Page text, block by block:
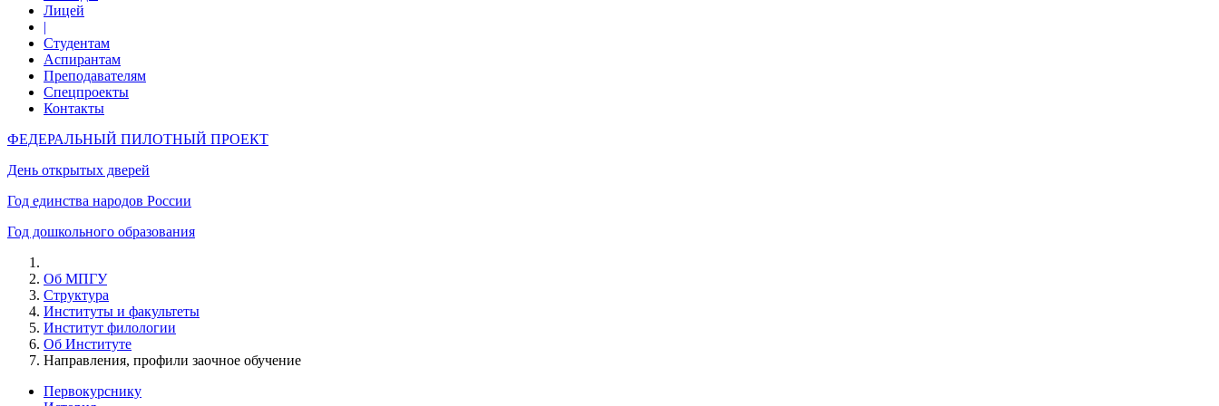
Лицей
|
Студентам
Аспирантам
Преподавателям
Спецпроекты
Контакты
ФЕДЕРАЛЬНЫЙ ПИЛОТНЫЙ ПРОЕКТ
День открытых дверей
Год единства народов России
Год дошкольного образования
Об МПГУ
Структура
Институты и факультеты
Институт филологии
Об Институте
Направления, профили заочное обучение
Первокурснику